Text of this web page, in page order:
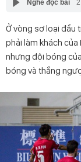
Nghe đọc bài
Ở vòng sơ loại đầu
phải làm khách
nhưng đội bóng
bóng và thắng